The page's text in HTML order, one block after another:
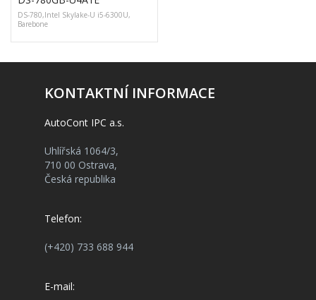
DS-780,Intel Skylake-U i5-6300U,
Barebone
KONTAKTNÍ INFORMACE
AutoCont IPC a.s.
Uhlířská 1064/3,
710 00 Ostrava,
Česká republika
Telefon:
(+420) 733 688 944
E-mail: